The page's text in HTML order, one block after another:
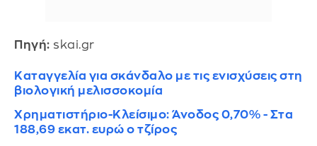
Πηγή: skai.gr
Καταγγελία για σκάνδαλο με τις ενισχύσεις στη
βιολογική μελισσοκομία
Χρηματιστήριο-Κλείσιμο: Άνοδος 0,70% - Στα
188,69 εκατ. ευρώ ο τζίρος